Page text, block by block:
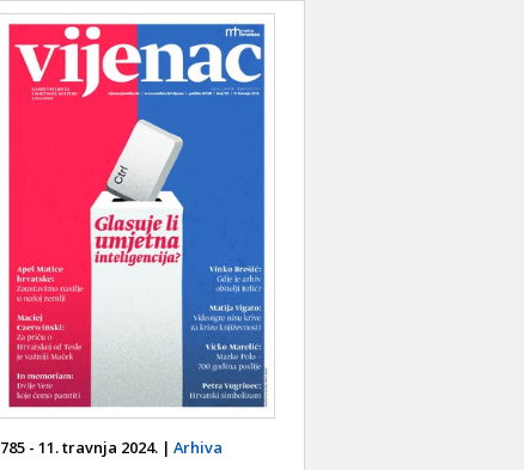
785 - 11. travnja 2024. | Arhiva